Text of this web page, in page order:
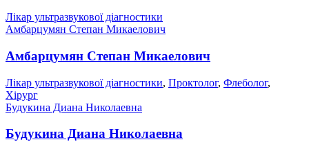
Лікар ультразвукової діагностики
Амбарцумян Степан Микаелович
Амбарцумян Степан Микаелович
Лікар ультразвукової діагностики, Проктолог, Флеболог,
Хірург
Будукина Диана Николаевна
Будукина Диана Николаевна